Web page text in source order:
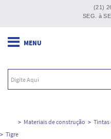
(21)
SEG. à
Materiais de construção Tintas
Tigre